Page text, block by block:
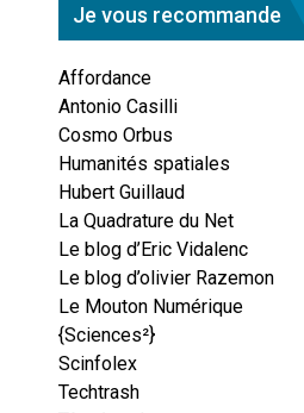
Je vous recommande
Affordance
Antonio Casilli
Cosmo Orbus
Humanités spatiales
Hubert Guillaud
La Quadrature du Net
Le blog d’Eric Vidalenc
Le blog d’olivier Razemon
Le Mouton Numérique
{Sciences²}
Scinfolex
Techtrash